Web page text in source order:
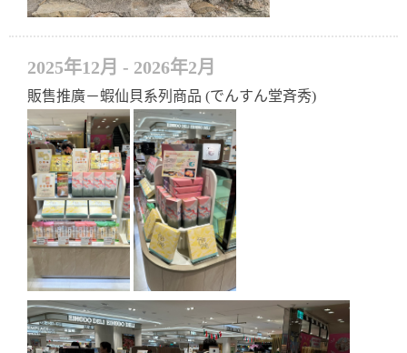
2025年12月 - 2026年2月
販售推廣－蝦仙貝系列商品 (でんすん堂斉秀)